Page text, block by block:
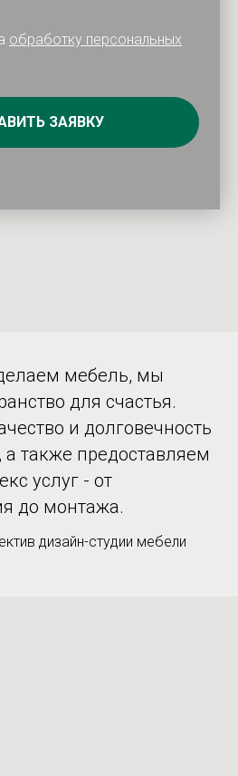
обработку персональных
ЗАЯВКУ
мебель, мы
для счастья.
и долговечность
также предоставляем
услуг - от
до монтажа.
дизайн-студии мебели